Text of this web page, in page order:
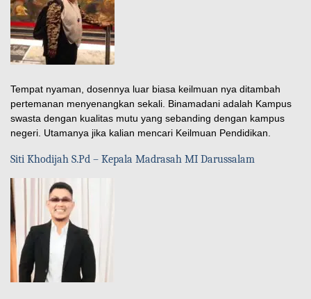
Tempat nyaman, dosennya luar biasa keilmuan nya ditambah
pertemanan menyenangkan sekali. Binamadani adalah Kampus
swasta dengan kualitas mutu yang sebanding dengan kampus
negeri. Utamanya jika kalian mencari Keilmuan Pendidikan.
Siti Khodijah S.Pd – Kepala Madrasah MI Darussalam